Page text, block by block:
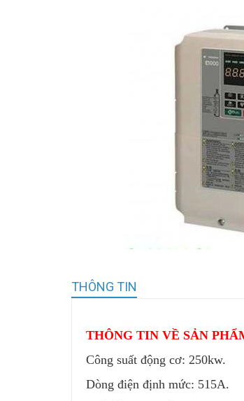
THÔNG TIN
THÔNG TIN VỀ SẢN
Công suất động cơ: 250kw.
Dòng điện định mức: 515A.